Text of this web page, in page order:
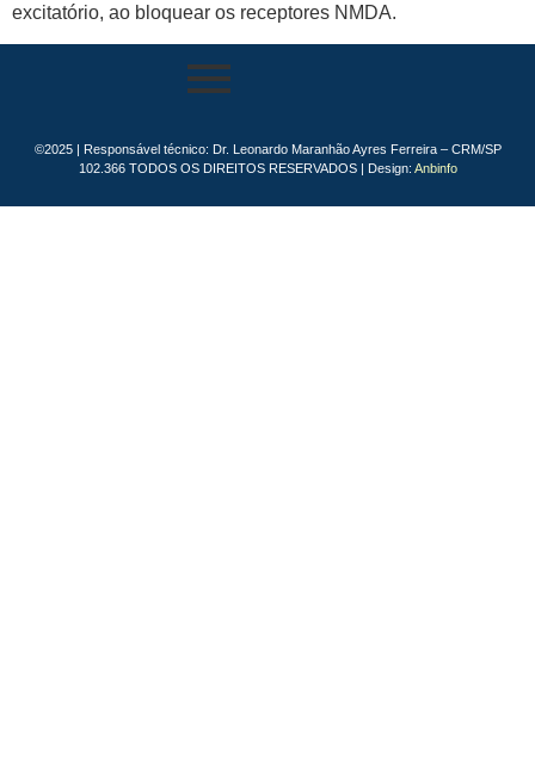
excitatório, ao bloquear os receptores NMDA.
©2025 | Responsável técnico: Dr. Leonardo Maranhão Ayres Ferreira – CRM/SP
102.366 TODOS OS DIREITOS RESERVADOS | Design: Anbinfo